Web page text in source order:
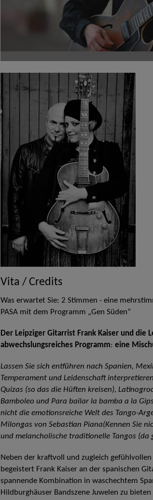
Vita / Credits
Was erwartet Sie: 2 Stimmen - eine
PASA mit dem Programm „Gen Süden“
Der Leipziger Gitarrist Frank Kaiser und die
abwechslungsreiches Programm: eine
Lassen Sie sich entführen nach Spanien,
Temperament und Leidenschaft
Quizas (so das die Hüften kreisen),
Bamboleo und Para bailar la bamba a la
nicht die emotionsreiche Welt des Tango-
Milongas von Sebastian Piana(Kennen Sie
und melancholische traditionelle Tangos
Neben der kraftvoll und zugleich
begeistert Frank Kaiser an der spanischen
spannende Kombination in waschechtem
Hildburghäuser Bandszene Juwelen zu